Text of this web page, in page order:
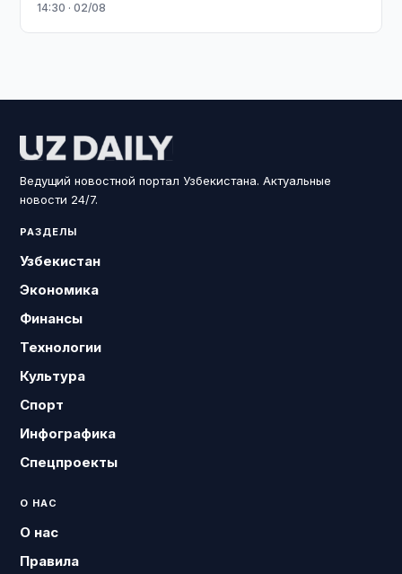
14:30 · 02/08
Ведущий новостной портал Узбекистана. Актуальные
новости 24/7.
РАЗДЕЛЫ
Узбекистан
Экономика
Финансы
Технологии
Культура
Спорт
Инфографика
Спецпроекты
О НАС
О нас
Правила